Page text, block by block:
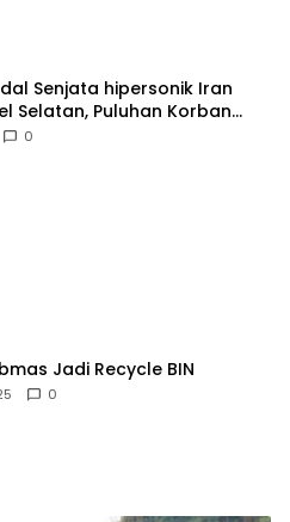
Senjata hipersonik Iran
Selatan, Puluhan Korban
dan Ratusan Terluka
0
Jadi Recycle BIN
0